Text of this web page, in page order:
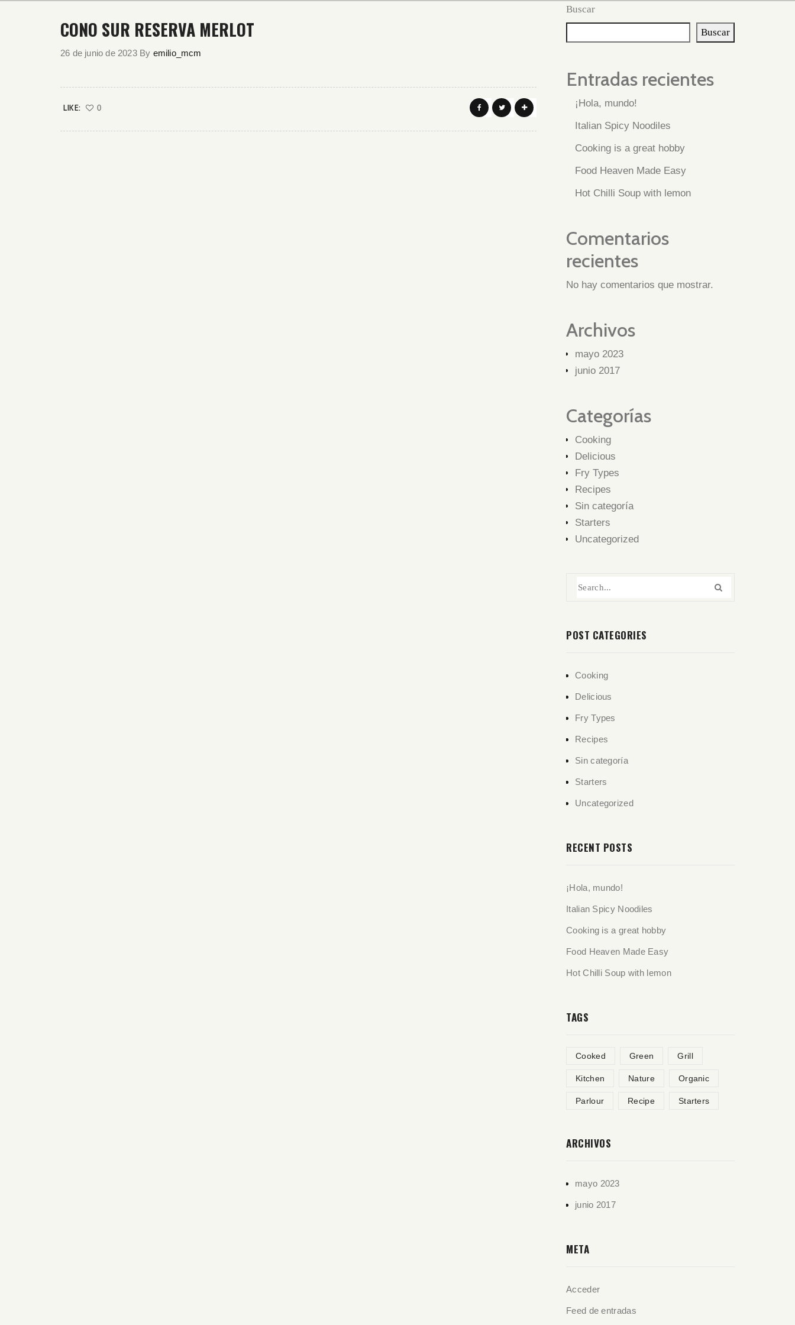
CONO SUR RESERVA MERLOT
26 de junio de 2023 By emilio_mcm
LIKE: 0
Buscar
Buscar
Entradas recientes
¡Hola, mundo!
Italian Spicy Noodiles
Cooking is a great hobby
Food Heaven Made Easy
Hot Chilli Soup with lemon
Comentarios
recientes
No hay comentarios que mostrar.
Archivos
mayo 2023
junio 2017
Categorías
Cooking
Delicious
Fry Types
Recipes
Sin categoría
Starters
Uncategorized
POST CATEGORIES
Cooking
Delicious
Fry Types
Recipes
Sin categoría
Starters
Uncategorized
RECENT POSTS
¡Hola, mundo!
Italian Spicy Noodiles
Cooking is a great hobby
Food Heaven Made Easy
Hot Chilli Soup with lemon
TAGS
Cooked Green Grill
Kitchen Nature Organic
Parlour Recipe Starters
ARCHIVOS
mayo 2023
junio 2017
META
Acceder
Feed de entradas